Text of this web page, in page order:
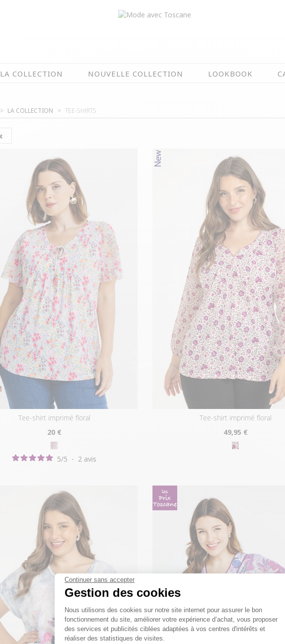
Continuer sans accepter
Gestion des cookies
Plateforme de Gestion du
Nous utilisons des cookies sur notre site internet pour assurer le bon
fonctionnement du site, améliorer votre expérience d’achat, vous proposer
des services et publicités ciblées adaptées à vos centres d'intérêts et
réaliser des statistiques de visites.
LA COLLECTION NOUVELLE COLLECTION LOOKBOOK
JUPES
MANTEAUX
ÉTÉ EN FLEURS
LES PRIX TOSCANE
LA COLLECTION TEE-SHIRTS
tee-shirt imprimé floral
20€
5/5 - 2 avis
tee-shirt imprimé floral
49,95 €